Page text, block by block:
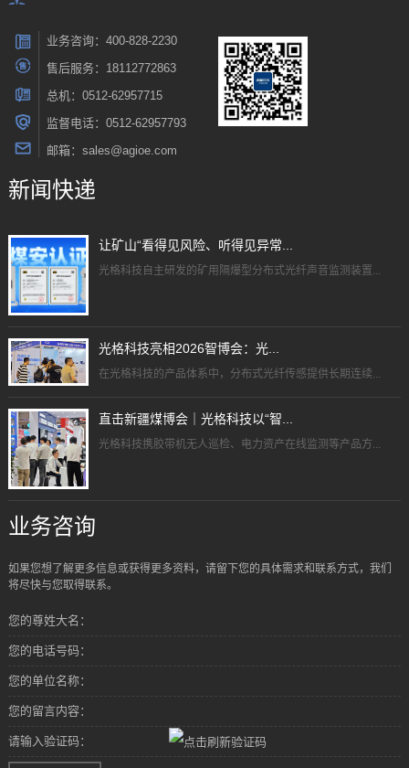
业务咨询：400-828-2230
售后服务：18112772863
总机：0512-62957715
监督电话：0512-62957793
邮箱：sales@agioe.com
新闻快递
让矿山“看得见风险、听得见异常...
光格科技自主研发的矿用隔爆型分布式光纤声音监测装置...
光格科技亮相2026智博会：光...
在光格科技的产品体系中，分布式光纤传感提供长期连续...
直击新疆煤博会｜光格科技以“智...
光格科技携胶带机无人巡检、电力资产在线监测等产品方...
业务咨询
如果您想了解更多信息或获得更多资料，请留下您的具体需求和联系方式，我们
将尽快与您取得联系。
您的尊姓大名：
您的电话号码：
您的单位名称：
您的留言内容：
请输入验证码：